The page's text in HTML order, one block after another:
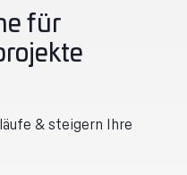
für
& steigern Ihre